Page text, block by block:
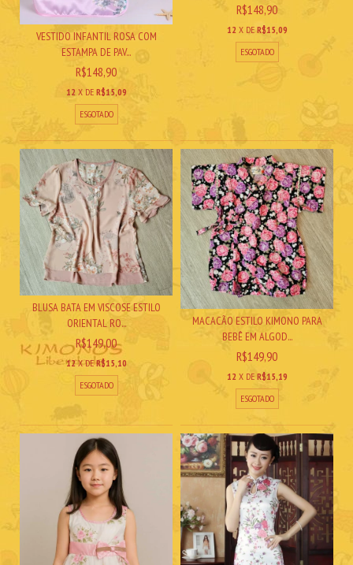
VESTIDO INFANTIL ROSA COM
ESTAMPA DE PAV...
R$148,90
12 X DE R$15,09
ESGOTADO
R$148,90
12 X DE R$15,09
ESGOTADO
BLUSA BATA EM VISCOSE ESTILO
ORIENTAL RO...
R$149,00
12 X DER$15,10
ESGOTADO
MACACÃO ESTILO KIMONO PARA
BEBÊ EM ALGOD...
R$149,90
12 X DE R$15,19
ESGOTADO